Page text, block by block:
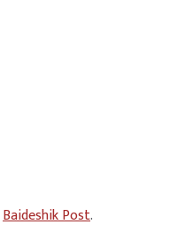
Baideshik Post.